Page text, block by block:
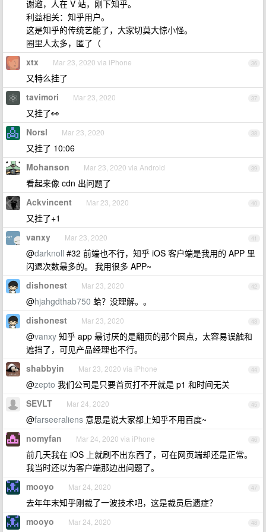
谢邀，人在 V 站，刚下知乎。
利益相关：知乎用户。
这是知乎的传统艺能了，大家切莫大惊小怪。
圈里人太多，匿了（
36
xtx Mar 23, 2020 via iPhone
又特么挂了
37
tavimori Mar 23, 2020
又挂了👀️
38
Norsl Mar 23, 2020
又挂了 10:06
39
Mohanson Mar 23, 2020 via Android
看起来像 cdn 出问题了
40
Ackvincent Mar 23, 2020
又挂了+1
41
vanxy Mar 23, 2020
@darknoll #32 前端也不行，知乎 iOS 客户端是我用的 APP 里
闪退次数最多的。 我用很多 APP~
42
dishonest Mar 23, 2020
@hjahgdthab750 蛤？没理解。。
43
dishonest Mar 23, 2020
@vanxy 知乎 app 最讨厌的是翻页的那个圆点，太容易误触和
遮挡了，可见产品经理也不行。
44
shabbyin Mar 23, 2020 via iPhone
@zepto 我们公司是只要首页打不开就是 p1 和时间无关
45
SEVLT Mar 24, 2020
@farseeraliens 意思是说大家都上知乎不用百度~
46
nomyfan Mar 24, 2020 via iPhone
前几天我在 iOS 上就刷不出东西了，可在网页端却还是正常。
我当时还以为客户端那边出问题了。
47
mooyo Mar 24, 2020
去年年末知乎刚裁了一波技术吧，这是裁员后遗症？
48
mooyo Mar 24, 2020